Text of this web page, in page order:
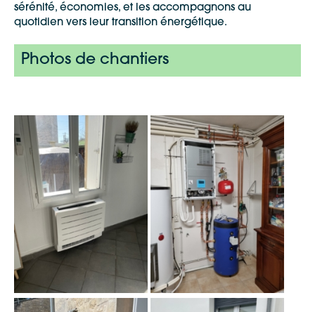
sérénité, économies, et les accompagnons au
quotidien vers leur transition énergétique.
Photos de chantiers